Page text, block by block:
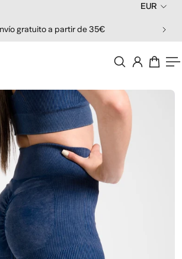
gratuito a partir de 35€
EUR